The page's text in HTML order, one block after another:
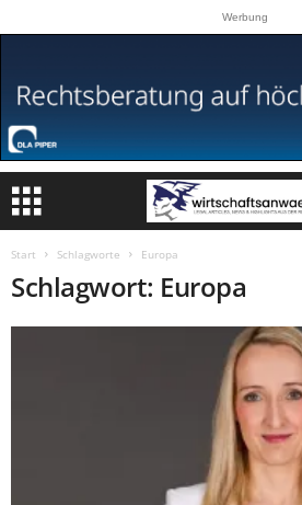
Werbung
Start Schlagworte Europa
Schlagwort: Europa